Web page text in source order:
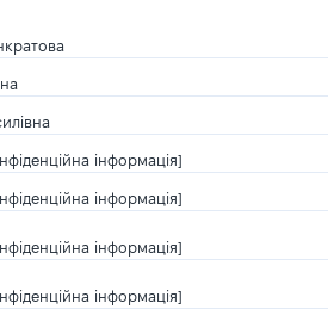
інформація]
інформація]
інформація]
інформація]